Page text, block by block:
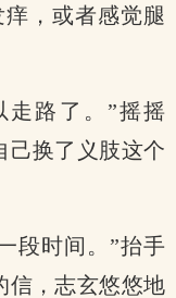
，或者感觉腿
走路了。”摇摇
己换了义肢这个
段时间。”抬手
信，志玄悠悠地